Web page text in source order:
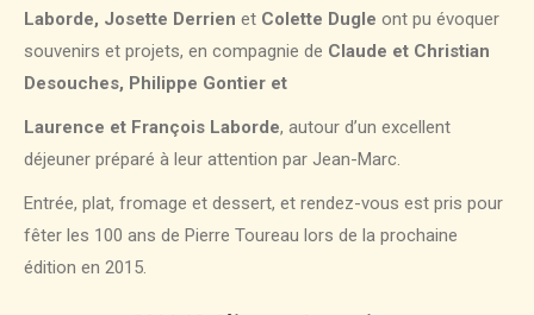
Laborde, Josette Derrien et Colette Dugle ont pu évoquer
souvenirs et projets, en compagnie de Claude et Christian
Desouches, Philippe Gontier et
Laurence et François Laborde, autour d’un excellent
déjeuner préparé à leur attention par Jean-Marc.
Entrée, plat, fromage et dessert, et rendez-vous est pris pour
fêter les 100 ans de Pierre Toureau lors de la prochaine
édition en 2015.